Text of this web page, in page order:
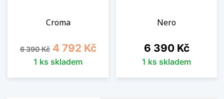
Croma
Běžná cena
6 390 Kč Cena
4 792 Kč
1 ks skladem
Nero
Cena
6 390 Kč
1 ks skladem